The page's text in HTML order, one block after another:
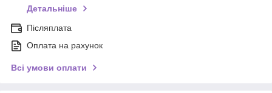
Детальніше
Післяплата
Оплата на рахунок
Всі умови оплати